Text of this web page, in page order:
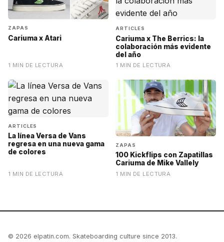
ZAPAS
Cariuma x Atari
1 MIN DE LECTURA
ARTICLES
Cariuma x The Berrics: la
colaboración más evidente
del año
1 MIN DE LECTURA
ARTICLES
La línea Versa de Vans
regresa en una nueva gama
de colores
1 MIN DE LECTURA
ZAPAS
100 Kickflips con Zapatillas
Cariuma de Mike Vallely
1 MIN DE LECTURA
© 2026 elpatin.com. Skateboarding culture since 2013.